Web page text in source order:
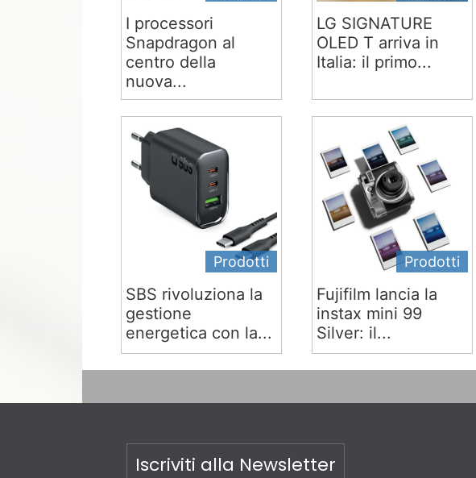
I processori
Snapdragon al
centro della
nuova...
LG SIGNATURE
OLED T arriva in
Italia: il primo...
Prodotti
SBS rivoluziona la
gestione
energetica con la...
Prodotti
Fujifilm lancia la
instax mini 99
Silver: il...
Iscriviti alla Newsletter